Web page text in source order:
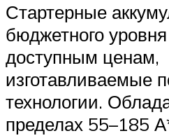
Стартерные
бюджетного
доступным ценам,
изготавливаемые
технологии.
пределах 55–185